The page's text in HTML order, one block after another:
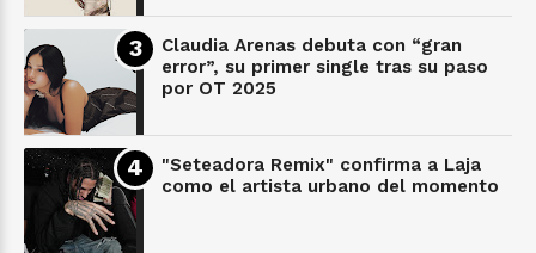
Claudia Arenas debuta con “gran
error”, su primer single tras su paso
por OT 2025
"Seteadora Remix" confirma a Laja
como el artista urbano del momento